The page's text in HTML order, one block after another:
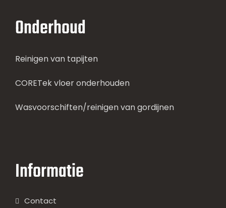
Onderhoud
Reinigen van tapijten
CORETek vloer onderhouden
Wasvoorschiften/reinigen van gordijnen
Informatie
Contact